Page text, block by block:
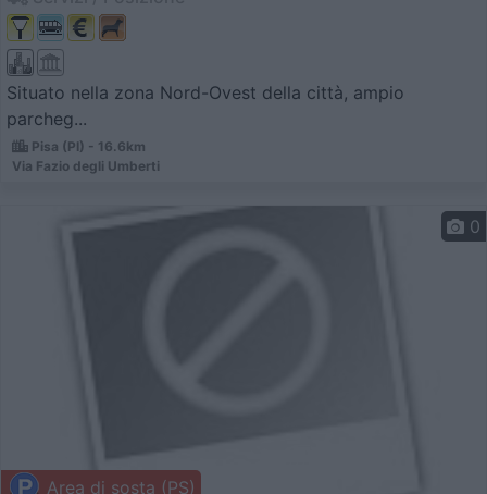
Situato nella zona Nord-Ovest della città, ampio
parcheg...
Pisa (PI) - 16.6km
Via Fazio degli Umberti
Area di sosta (PS)
0